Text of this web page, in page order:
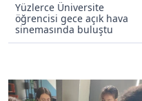
Yüzlerce Üniversite
öğrencisi gece açık hava
sinemasında buluştu